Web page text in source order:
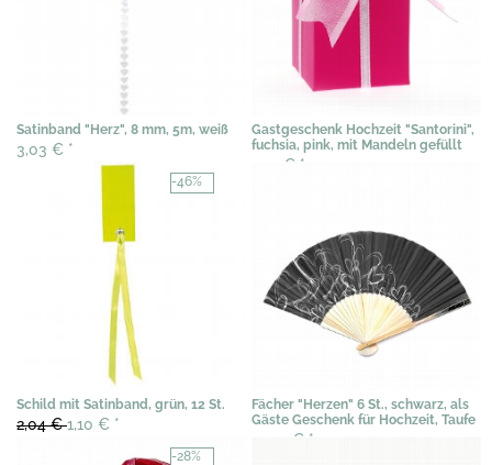
Satinband "Herz", 8 mm, 5m, weiß
3,03 € *
Gastgeschenk Hochzeit "Santorini",
fuchsia, pink, mit Mandeln gefüllt
1,95 € *
-46%
Schild mit Satinband, grün, 12 St.
2,04 €1,10 € *
Fächer "Herzen" 6 St., schwarz, als
Gäste Geschenk für Hochzeit, Taufe
15,34 € *
-28%